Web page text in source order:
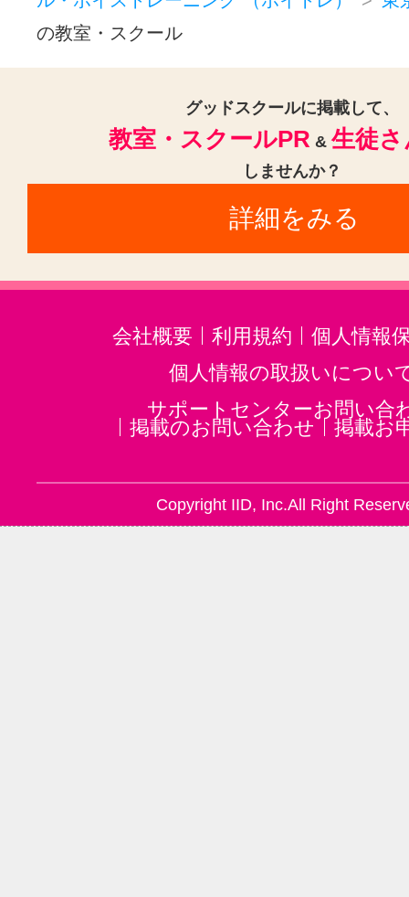
蓮沼駅(1)
南阿佐ケ谷駅(1)
東池袋四丁目駅(1)
の教室・スクール
グッドスクールに掲載して、
教室・スクールPR & 生徒
しませんか？
詳細をみる
会社概要 利用規約
個人情報
個人情報の取扱いについ
サポートセンターお問い合
掲載のお問い合わせ
掲載お
Copyright IID, Inc.All Right